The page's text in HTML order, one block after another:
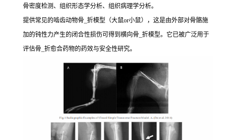
骨密度检测、组织形态学分析、组织病理学分析。
提供常见的啮齿动物骨_折模型（大鼠or小鼠），这是由外部对骨骼施
加的钝性力产生的闭合性损伤可得到横向骨_折模型。它已被广泛用于
评估骨_折愈合药物的药效与安全性研究。